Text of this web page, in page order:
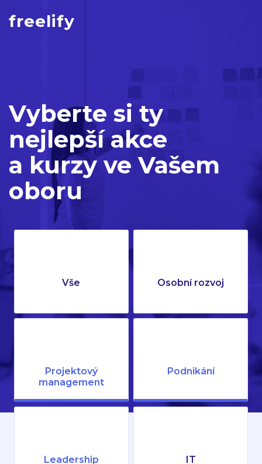
freelify
Vyberte si ty
nejlepší akce
a kurzy ve Vašem
oboru
Vše Osobní rozvoj
Projektový
management
Podnikání
Leadership IT